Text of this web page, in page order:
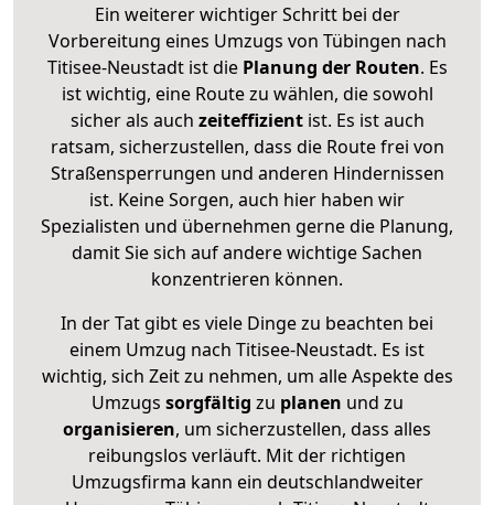
Ein weiterer wichtiger Schritt bei der
Vorbereitung eines Umzugs von Tübingen nach
Titisee-Neustadt ist diePlanung der Routen. Es
ist wichtig, eine Route zu wählen, die sowohl
sicher als auch zeiteffizientist. Es ist auch
ratsam, sicherzustellen, dass die Route frei von
Straßensperrungen und anderen Hindernissen
ist. Keine Sorgen, auch hier haben wir
Spezialisten und übernehmen gerne die Planung,
damit Sie sich auf andere wichtige Sachen
konzentrieren können.
In der Tat gibt es viele Dinge zu beachten bei
einem Umzug nach Titisee-Neustadt. Es ist
wichtig, sich Zeit zu nehmen, um alle Aspekte des
Umzugs sorgfältig zu planen und zu
organisieren, um sicherzustellen, dass alles
reibungslos verläuft. Mit der richtigen
Umzugsfirma kann ein deutschlandweiter